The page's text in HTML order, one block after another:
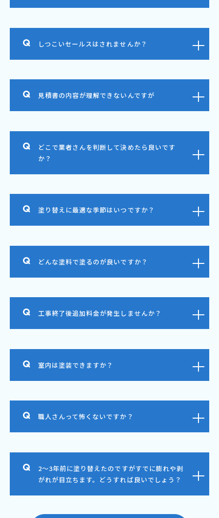
しつこいセールスはされませんか？
見積書の内容が理解できないんですが
どこで業者さんを判断して決めたら良いです
か？
塗り替えに最適な季節はいつですか？
どんな塗料で塗るのが良いですか？
工事終了後追加料金が発生しませんか？
室内は塗装できますか？
職人さんって怖くないですか？
2～3年前に塗り替えたのですがすでに膨れや剥
がれが目立ちます。どうすれば良いでしょう？